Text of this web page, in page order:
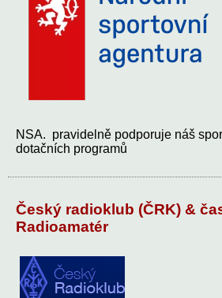
NSA. pravidelně podporuje náš
dotačních programů
Český radioklub (ČRK) &
Radioamatér